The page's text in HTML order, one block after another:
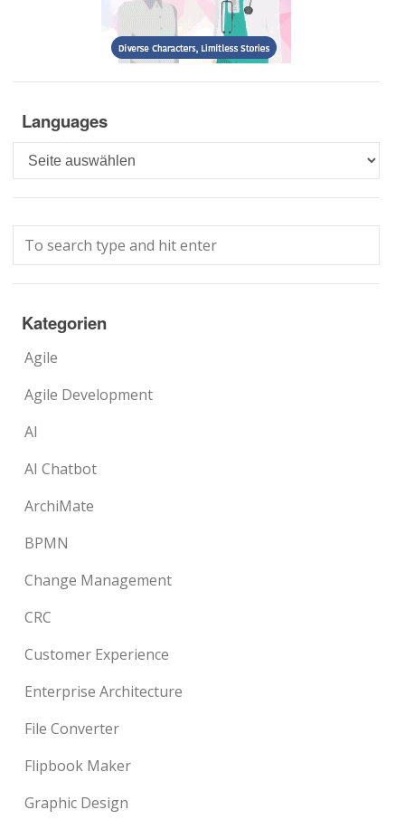
Languages
Languages
Kategorien
Agile
Agile Development
AI
AI Chatbot
ArchiMate
BPMN
Change Management
CRC
Customer Experience
Enterprise Architecture
File Converter
Flipbook Maker
Graphic Design